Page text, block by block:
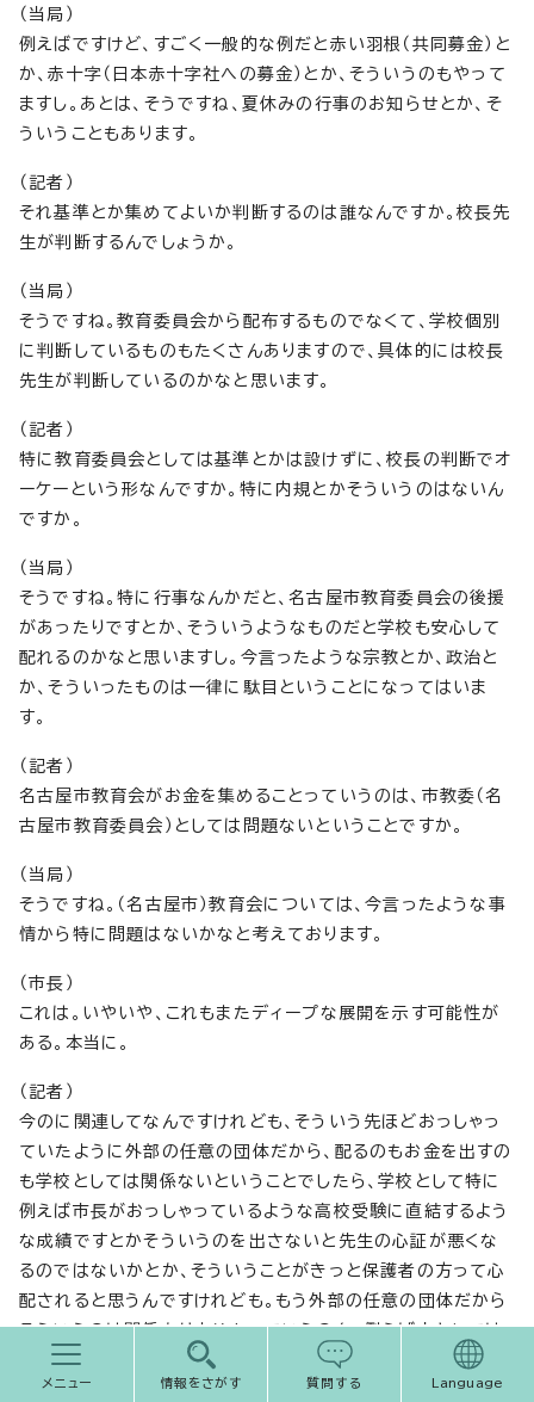
（当局）
例えばですけど、すごく一般的な例だと赤い羽根（共同募金）と
か、赤十字（日本赤十字社への募金）とか、そういうのもやって
ますし。あとは、そうですね、夏休みの行事のお知らせとか、そ
ういうこともあります。
（記者）
それ基準とか集めてよいか判断するのは誰なんですか。校長先
生が判断するんでしょうか。
（当局）
そうですね。教育委員会から配布するものでなくて、学校個別
に判断しているものもたくさんありますので、具体的には校長
先生が判断しているのかなと思います。
（記者）
特に教育委員会としては基準とかは設けずに、校長の判断でオ
ーケーという形なんですか。特に内規とかそういうのはないん
ですか。
（当局）
そうですね。特に行事なんかだと、名古屋市教育委員会の後援
があったりですとか、そういうようなものだと学校も安心して
配れるのかなと思いますし。今言ったような宗教とか、政治と
か、そういったものは一律に駄目ということになってはいま
す。
（記者）
名古屋市教育会がお金を集めることっていうのは、市教委（名
古屋市教育委員会）としては問題ないということですか。
（当局）
そうですね。（名古屋市）教育会については、今言ったような事
情から特に問題はないかなと考えております。
（市長）
これは。いやいや、これもまたディープな展開を示す可能性が
ある。本当に。
（記者）
今のに関連してなんですけれども、そういう先ほどおっしゃっ
ていたように外部の任意の団体だから、配るのもお金を出すの
も学校としては関係ないということでしたら、学校として特に
例えば市長がおっしゃっているような高校受験に直結するよう
な成績ですとかそういうのを出さないと先生の心証が悪くな
るのではないかとか、そういうことがきっと保護者の方って心
配されると思うんですけれども。もう外部の任意の団体だから
そういうのは関係ありませんっていうのを、例えば市としては
っきり言うつもりはあるのかということが1点。
メニュー 情報をさがす 質問する Language